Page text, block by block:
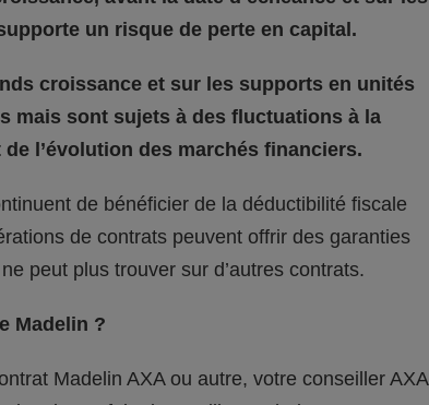
un risque de perte en capital.
croissance et sur les supports en unités
mais sont sujets à des fluctuations à la
l’évolution des marchés financiers.
de bénéficier de la déductibilité fiscale
de contrats peuvent offrir des garanties
peut plus trouver sur d’autres contrats.
Madelin ?
Madelin AXA ou autre, votre conseiller AXA